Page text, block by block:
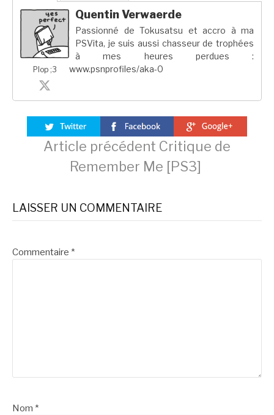
Plop ;3
Quentin Verwaerde
Passionné de Tokusatsu et accro à ma
PSVita, je suis aussi chasseur de trophées
à mes heures perdues :
www.psnprofiles/aka-0
Lire
la
suite
Article précédent Critique de
Remember Me [PS3]
LAISSER UN COMMENTAIRE
Commentaire *
Nom *